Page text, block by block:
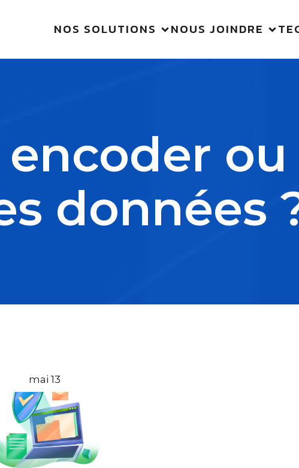
NOS SOLUTIONS NOUS JOINDRE
ou
données
mai 13